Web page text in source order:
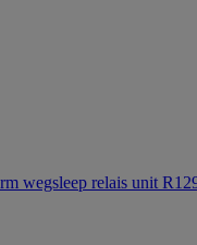
wegsleep relais unit